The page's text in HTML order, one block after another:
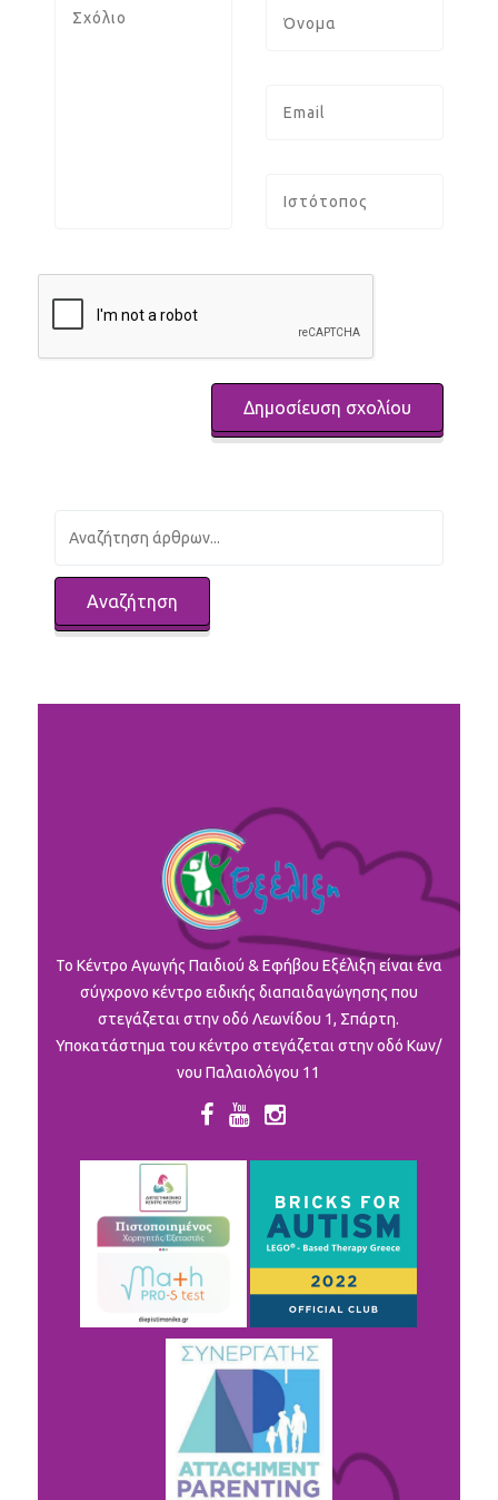
To Κέντρο Αγωγής Παιδιού & Εφήβου Εξέλιξη είναι ένα
σύγχρονο κέντρο ειδικής διαπαιδαγώγησης που
στεγάζεται στην οδό Λεωνίδου 1, Σπάρτη.
Υποκατάστημα του κέντρο στεγάζεται στην οδό Κων/
νου Παλαιολόγου 11